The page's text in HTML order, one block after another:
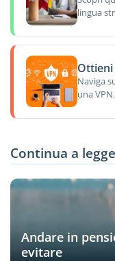
lingua
Ottieni
Naviga
una VPN.
Continua a
Andare in
evitare